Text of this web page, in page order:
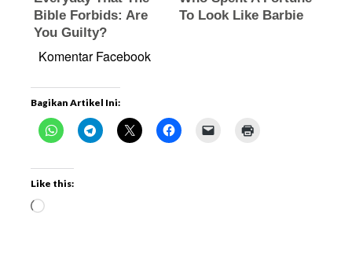
Komentar Facebook
Bagikan Artikel Ini:
Like this: